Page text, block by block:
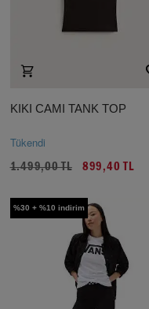
KIKI CAMI TANK TOP
Tükendi
1.499,00 TL 899,40 TL
%30 + %10 indirim